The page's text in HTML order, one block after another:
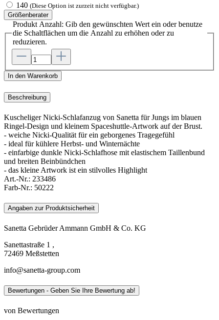
140 (Diese Option ist zurzeit nicht verfügbar.)
Größenberater
Produkt Anzahl: Gib den gewünschten Wert ein oder benutze
die Schaltflächen um die Anzahl zu erhöhen oder zu
reduzieren.
In den Warenkorb
Beschreibung
Kuscheliger Nicki-Schlafanzug von Sanetta für Jungs im blauen
Ringel-Design und kleinem Spaceshuttle-Artwork auf der Brust.
- weiche Nicki-Qualität für ein geborgenes Tragegefühl
- ideal für kühlere Herbst- und Winternächte
- einfarbige dunkle Nicki-Schlafhose mit elastischem Taillenbund
und breiten Beinbündchen
- das kleine Artwork ist ein stilvolles Highlight
Art.-Nr.: 233486
Farb-Nr.: 50222
Angaben zur Produktsicherheit
Sanetta Gebrüder Ammann GmbH & Co. KG
Sanettastraße 1 ,
72469 Meßstetten
info@sanetta-group.com
Bewertungen - Geben Sie Ihre Bewertung ab!
von Bewertungen